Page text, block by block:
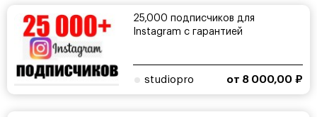
25,000 подписчиков для
Instagram с гарантией
studiopro от 8 000,00 ₽